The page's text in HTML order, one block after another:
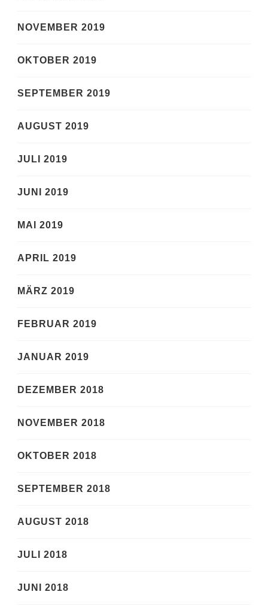
NOVEMBER 2019
OKTOBER 2019
SEPTEMBER 2019
AUGUST 2019
JULI 2019
JUNI 2019
MAI 2019
APRIL 2019
MÄRZ 2019
FEBRUAR 2019
JANUAR 2019
DEZEMBER 2018
NOVEMBER 2018
OKTOBER 2018
SEPTEMBER 2018
AUGUST 2018
JULI 2018
JUNI 2018